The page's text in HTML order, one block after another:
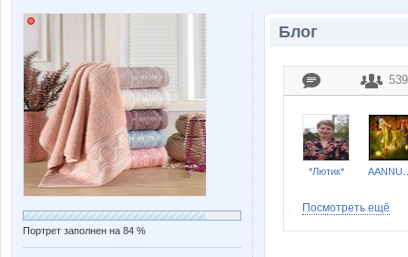
Портрет заполнен на 84 %
Блог
*Лютик*
Посмотреть ещё